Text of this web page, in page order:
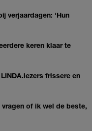
verjaardagen: 'Hun
keren klaar te
frissere en
of ik wel de beste,